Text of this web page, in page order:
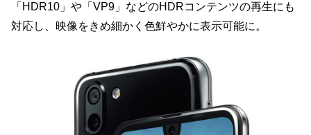
「HDR10」や「VP9」などのHDRコンテンツの再生にも
対応し、映像をきめ細かく色鮮やかに表示可能に。